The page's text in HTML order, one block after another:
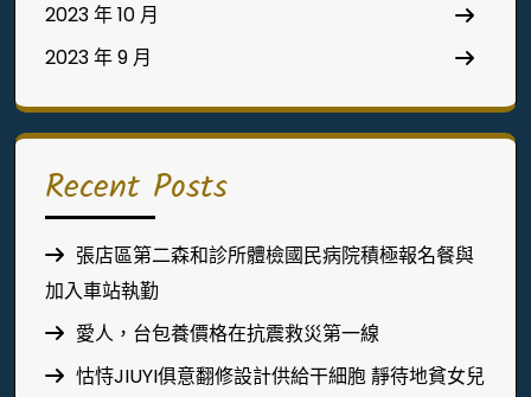
2023 年 10 月
2023 年 9 月
Recent Posts
張店區第二森和診所體檢國民病院積極報名餐與
加入車站執勤
愛人，台包養價格在抗震救災第一線
怙恃JIUYI俱意翻修設計供給干細胞 靜待地貧女兒